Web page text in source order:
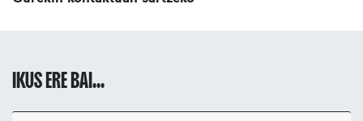
IKUS ERE BAI...